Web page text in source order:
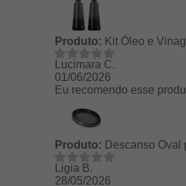
Produto: Kit Óleo e
Lucimara C.
01/06/2026
Eu recomendo esse
Produto: Descanso Oval
Ligia B.
28/05/2026